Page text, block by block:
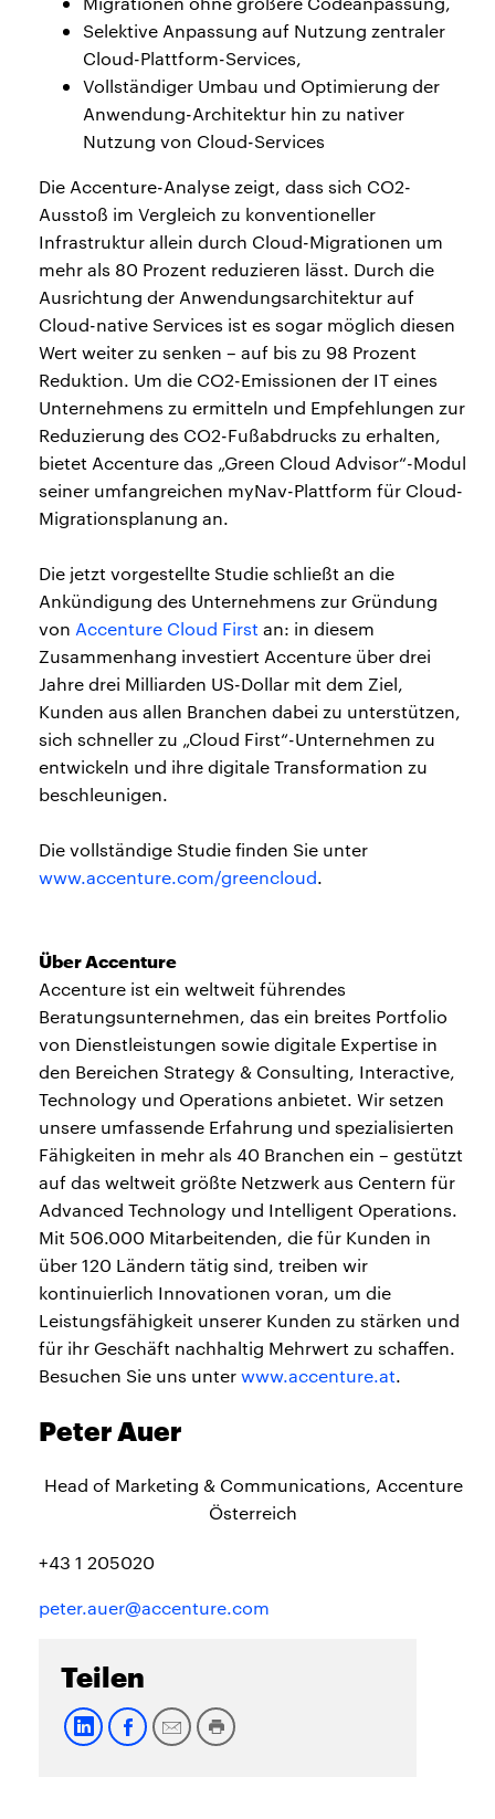
Selektive Anpassung auf Nutzung zentraler
Cloud-Plattform-Services,
Vollständiger Umbau und Optimierung der
Anwendung-Architektur hin zu nativer
Nutzung von Cloud-Services
Die Accenture-Analyse zeigt, dass sich CO2-
Ausstoß im Vergleich zu konventioneller
Infrastruktur allein durch Cloud-Migrationen um
mehr als 80 Prozent reduzieren lässt. Durch die
Ausrichtung der Anwendungsarchitektur auf
Cloud-native Services ist es sogar möglich diesen
Wert weiter zu senken – auf bis zu 98 Prozent
Reduktion. Um die CO2-Emissionen der IT eines
Unternehmens zu ermitteln und Empfehlungen zur
Reduzierung des CO2-Fußabdrucks zu erhalten,
bietet Accenture das „Green Cloud Advisor“-Modul
seiner umfangreichen myNav-Plattform für Cloud-
Migrationsplanung an.
Die jetzt vorgestellte Studie schließt an die
Ankündigung des Unternehmens zur Gründung
von Accenture Cloud First an: in diesem
Zusammenhang investiert Accenture über drei
Jahre drei Milliarden US-Dollar mit dem Ziel,
Kunden aus allen Branchen dabei zu unterstützen,
sich schneller zu „Cloud First“-Unternehmen zu
entwickeln und ihre digitale Transformation zu
beschleunigen.
Die vollständige Studie finden Sie unter
www.accenture.com/greencloud.
Über Accenture
Accenture ist ein weltweit führendes
Beratungsunternehmen, das ein breites Portfolio
von Dienstleistungen sowie digitale Expertise in
den Bereichen Strategy & Consulting, Interactive,
Technology und Operations anbietet. Wir setzen
unsere umfassende Erfahrung und spezialisierten
Fähigkeiten in mehr als 40 Branchen ein – gestützt
auf das weltweit größte Netzwerk aus Centern für
Advanced Technology und Intelligent Operations.
Mit 506.000 Mitarbeitenden, die für Kunden in
über 120 Ländern tätig sind, treiben wir
kontinuierlich Innovationen voran, um die
Leistungsfähigkeit unserer Kunden zu stärken und
für ihr Geschäft nachhaltig Mehrwert zu schaffen.
Besuchen Sie uns unterwww.accenture.at.
Peter Auer
Head of Marketing & Communications, Accenture
Österreich
+43 1 205020
peter.auer@accenture.com
Teilen